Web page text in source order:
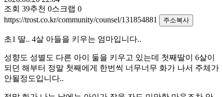
조회 39추천 0스크랩 0
https://trost.co.kr/community/counsel/131854881
주소복사
초1 딸.. 4살 아들을 키우는 엄마입니다..
성향도 성별도 다른 아이 둘을 키우고 있는데 첫째딸이 6살이
되던 해부터 정말 첫째에게 한번씩 너무너무 화가 나서 주체가
안될정도입니다..